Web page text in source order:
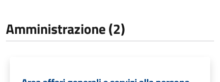
Amministrazione (2)